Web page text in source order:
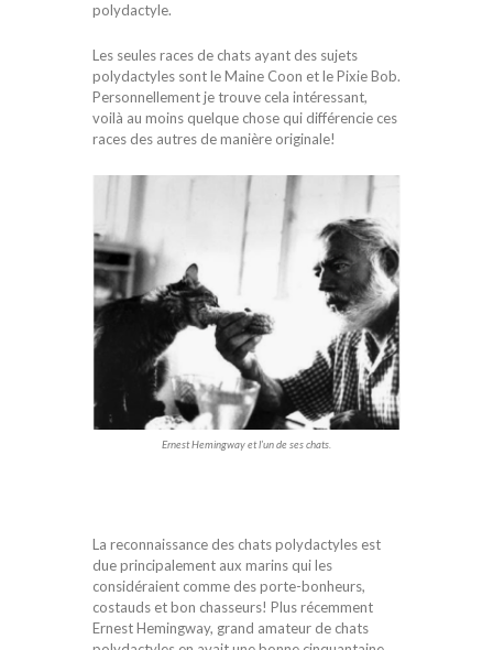
polydactyle.
Les seules races de chats ayant des sujets
polydactyles sont le Maine Coon et le Pixie Bob.
Personnellement je trouve cela intéressant,
voilà au moins quelque chose qui différencie ces
races des autres de manière originale!
Ernest Hemingway et l’un de ses chats.
La reconnaissance des chats polydactyles est
due principalement aux marins qui les
considéraient comme des porte-bonheurs,
costauds et bon chasseurs! Plus récemment
Ernest Hemingway, grand amateur de chats